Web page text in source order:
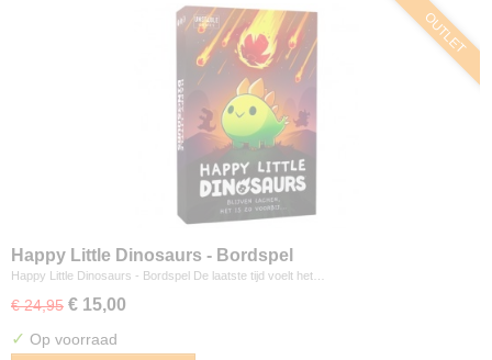
OUTLET
Happy Little Dinosaurs - Bordspel
Happy Little Dinosaurs - Bordspel De laatste tijd voelt het…
€ 24,95 € 15,00
✓ Op voorraad